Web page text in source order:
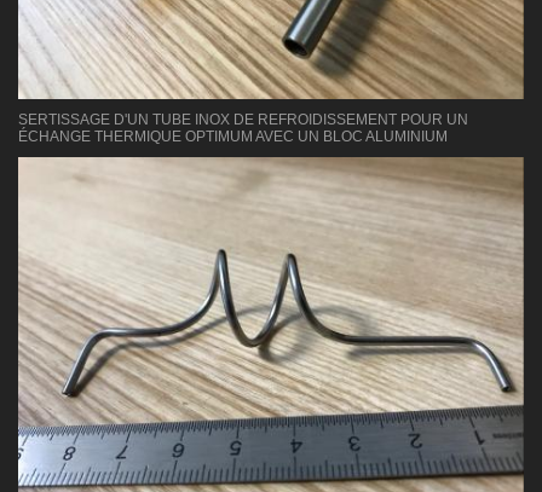
SERTISSAGE D'UN TUBE INOX DE REFROIDISSEMENT POUR UN
ÉCHANGE THERMIQUE OPTIMUM AVEC UN BLOC ALUMINIUM